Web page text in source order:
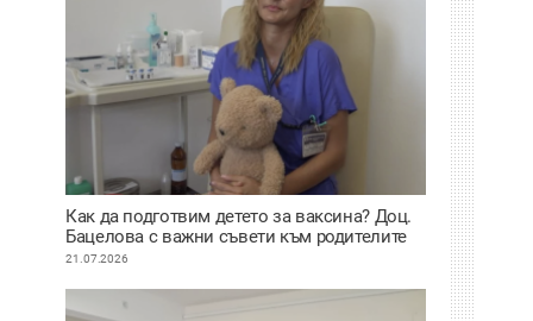
Как да подготвим детето за ваксина? Доц.
Бацелова с важни съвети към родителите
ВИДЕО
21.07.2026